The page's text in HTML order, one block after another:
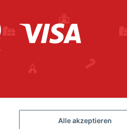
Alle akzeptieren